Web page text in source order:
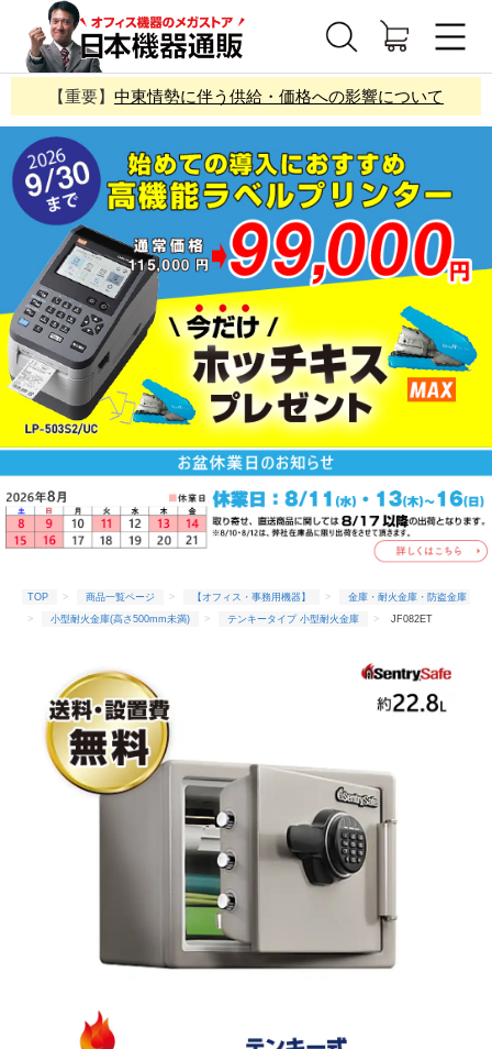
【重要】 中東情勢に伴う供給・価格への影響について
TOP 商品一覧ページ 【オフィス・事務用機器】
金庫・耐火金庫・防盗金庫
小型耐火金庫(高さ500mm未満)
テンキータイプ 小型耐火金庫 JF082ET
搬入設置込金庫
TOP 商品一覧ページ
耐火時間1時間
JF082ET
商品一覧ページ 【オフィス・事務用機器】
金庫・耐火金庫・防盗金庫
JF082ET